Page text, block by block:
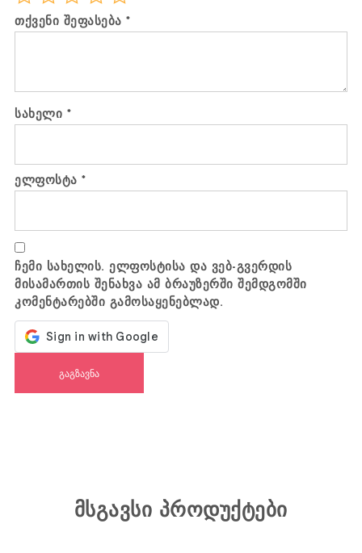
თქვენი შეფასება*
სახელი *
ელფოსტა*
ჩემი სახელის. ელფოსტისა და ვებ-გვერდის
მისამართის შენახვა ამ ბრაუზერში შემდგომში
კომენტარებში გამოსაყენებლად.
მსგავსი პროდუქტები